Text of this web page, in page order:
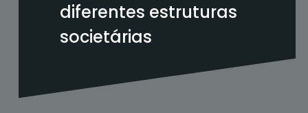
diferentes estruturas
societárias